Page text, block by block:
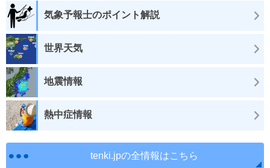
気象予報士のポイント解説
世界天気
地震情報
熱中症情報
tenki.jpの全情報はこちら